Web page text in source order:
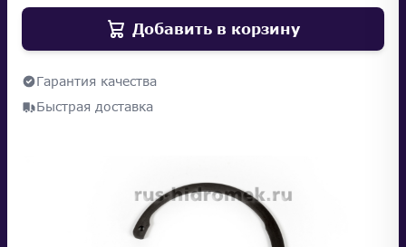
Добавить в корзину
Гарантия качества
Быстрая доставка